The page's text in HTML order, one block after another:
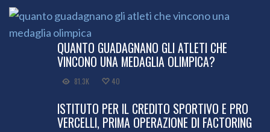
QUANTO GUADAGNANO GLI ATLETI CHE
VINCONO UNA MEDAGLIA OLIMPICA?
81.3K 40
ISTITUTO PER IL CREDITO SPORTIVO E PRO
VERCELLI, PRIMA OPERAZIONE DI FACTORING